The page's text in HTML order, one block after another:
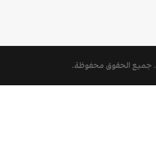
. جميع الحقوق محفوظة.